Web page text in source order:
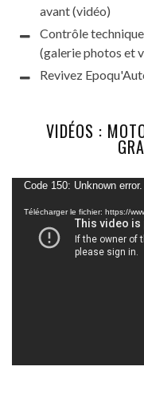
avant (vidéo)
Contrôle
(galerie photos et
Revivez
VIDÉOS :
Lecteur
vidéo
Code 150: Unknown error.
Télécharger le fichier: https://